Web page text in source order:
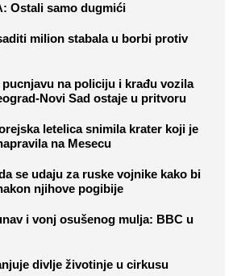
Ostali samo dugmići
milion stabala u borbi protiv
na policiju i krađu vozila
Novi Sad ostaje u pritvoru
letelica snimila krater koji je
na Mesecu
se udaju za ruske vojnike kako bi
njihove pogibije
i vonj osušenog mulja: BBC u
divlje životinje u cirkusu